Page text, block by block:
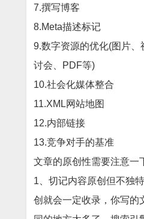
7.撰写博客
8.Meta描述标记
9.数字资源的优化(图片
讨会、PDF等)
10.社会化媒体整合
11.XML网站地图
12.内部链接
13.竞争对手的基准
文章的原创性需要注意一
1、切记内容原创但不独
创就会一定收录，你写的